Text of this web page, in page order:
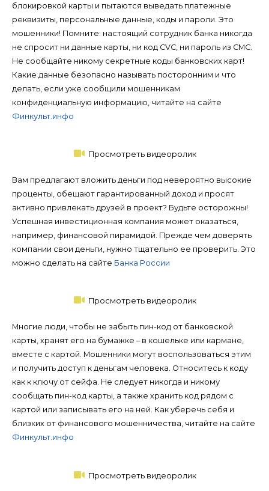
блокировкой карты и пытаются выведать платежные
реквизиты, персональные данные, коды и пароли. Это
мошенники! Помните: настоящий сотрудник банка никогда
не спросит ни данные карты, ни код CVC, ни пароль из СМС.
Не сообщайте никому секретные коды банковских карт!
Какие данные безопасно называть посторонним и что
делать, если уже сообщили мошенникам
конфиденциальную информацию, читайте на сайте
Финкульт.инфо
Просмотреть видеоролик
Вам предлагают вложить деньги под невероятно высокие
проценты, обещают гарантированный доход и просят
активно привлекать друзей в проект? Будьте осторожны!
Успешная инвестиционная компания может оказаться,
например, финансовой пирамидой. Прежде чем доверять
компании свои деньги, нужно тщательно ее проверить. Это
можно сделать на сайте Банка России
Просмотреть видеоролик
Многие люди, чтобы не забыть пин-код от банковской
карты, хранят его на бумажке – в кошельке или кармане,
вместе с картой. Мошенники могут воспользоваться этим
и получить доступ к деньгам человека. Относитесь к коду
как к ключу от сейфа. Не следует никогда и никому
сообщать пин-код карты, а также хранить код рядом с
картой или записывать его на ней. Как уберечь себя и
близких от финансового мошенничества, читайте на сайте
Финкульт.инфо
Просмотреть видеоролик